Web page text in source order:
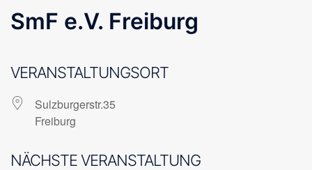
SmF e.V. Freiburg
VERANSTALTUNGSORT
Sulzburgerstr.35
Freiburg
NÄCHSTE VERANSTALTUNG